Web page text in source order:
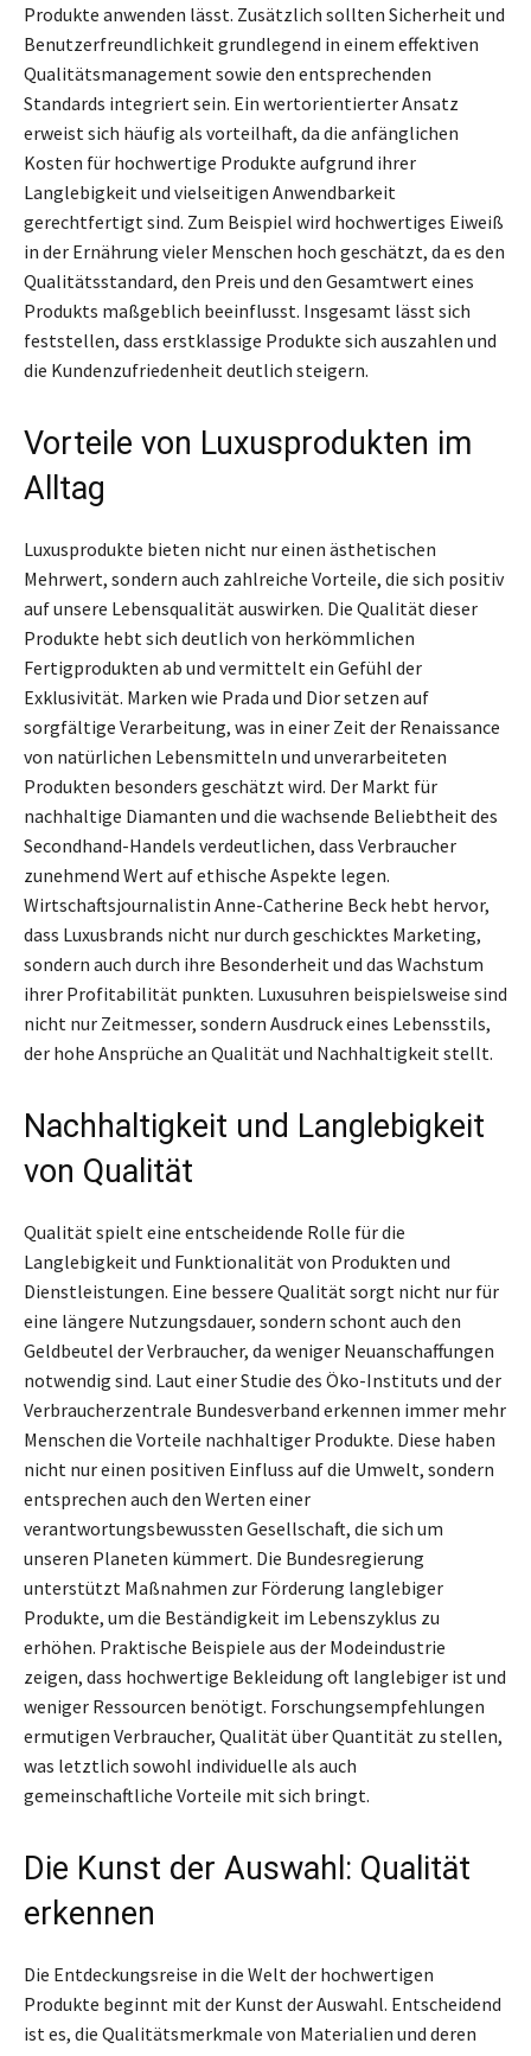
Produkte anwenden lässt. Zusätzlich sollten Sicherheit und
Benutzerfreundlichkeit grundlegend in einem effektiven
Qualitätsmanagement sowie den entsprechenden
Standards integriert sein. Ein wertorientierter Ansatz
erweist sich häufig als vorteilhaft, da die anfänglichen
Kosten für hochwertige Produkte aufgrund ihrer
Langlebigkeit und vielseitigen Anwendbarkeit
gerechtfertigt sind. Zum Beispiel wird hochwertiges Eiweiß
in der Ernährung vieler Menschen hoch geschätzt, da es den
Qualitätsstandard, den Preis und den Gesamtwert eines
Produkts maßgeblich beeinflusst. Insgesamt lässt sich
feststellen, dass erstklassige Produkte sich auszahlen und
die Kundenzufriedenheit deutlich steigern.
Vorteile von Luxusprodukten im
Alltag
Luxusprodukte bieten nicht nur einen ästhetischen
Mehrwert, sondern auch zahlreiche Vorteile, die sich positiv
auf unsere Lebensqualität auswirken. Die Qualität dieser
Produkte hebt sich deutlich von herkömmlichen
Fertigprodukten ab und vermittelt ein Gefühl der
Exklusivität. Marken wie Prada und Dior setzen auf
sorgfältige Verarbeitung, was in einer Zeit der Renaissance
von natürlichen Lebensmitteln und unverarbeiteten
Produkten besonders geschätzt wird. Der Markt für
nachhaltige Diamanten und die wachsende Beliebtheit des
Secondhand-Handels verdeutlichen, dass Verbraucher
zunehmend Wert auf ethische Aspekte legen.
Wirtschaftsjournalistin Anne-Catherine Beck hebt hervor,
dass Luxusbrands nicht nur durch geschicktes Marketing,
sondern auch durch ihre Besonderheit und das Wachstum
ihrer Profitabilität punkten. Luxusuhren beispielsweise sind
nicht nur Zeitmesser, sondern Ausdruck eines Lebensstils,
der hohe Ansprüche an Qualität und Nachhaltigkeit stellt.
Nachhaltigkeit und Langlebigkeit
von Qualität
Qualität spielt eine entscheidende Rolle für die
Langlebigkeit und Funktionalität von Produkten und
Dienstleistungen. Eine bessere Qualität sorgt nicht nur für
eine längere Nutzungsdauer, sondern schont auch den
Geldbeutel der Verbraucher, da weniger Neuanschaffungen
notwendig sind. Laut einer Studie des Öko-Instituts und der
Verbraucherzentrale Bundesverband erkennen immer mehr
Menschen die Vorteile nachhaltiger Produkte. Diese haben
nicht nur einen positiven Einfluss auf die Umwelt, sondern
entsprechen auch den Werten einer
verantwortungsbewussten Gesellschaft, die sich um
unseren Planeten kümmert. Die Bundesregierung
unterstützt Maßnahmen zur Förderung langlebiger
Produkte, um die Beständigkeit im Lebenszyklus zu
erhöhen. Praktische Beispiele aus der Modeindustrie
zeigen, dass hochwertige Bekleidung oft langlebiger ist und
weniger Ressourcen benötigt. Forschungsempfehlungen
ermutigen Verbraucher, Qualität über Quantität zu stellen,
was letztlich sowohl individuelle als auch
gemeinschaftliche Vorteile mit sich bringt.
Die Kunst der Auswahl: Qualität
erkennen
Die Entdeckungsreise in die Welt der hochwertigen
Produkte beginnt mit der Kunst der Auswahl. Entscheidend
ist es, die Qualitätsmerkmale von Materialien und deren